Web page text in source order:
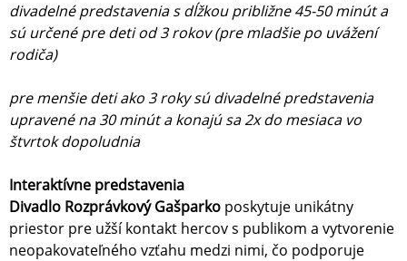
divadelné predstavenia s dĺžkou približne 45-50 minút a
sú určené pre deti od 3 rokov (pre mladšie po uvážení
rodiča)
pre menšie deti ako 3 roky sú divadelné predstavenia
upravené na 30 minút a konajú sa 2x do mesiaca vo
štvrtok dopoludnia
Interaktívne predstavenia
Divadlo Rozprávkový Gašparko poskytuje unikátny
priestor pre užší kontakt hercov s publikom a vytvorenie
neopakovateľného vzťahu medzi nimi, čo podporuje